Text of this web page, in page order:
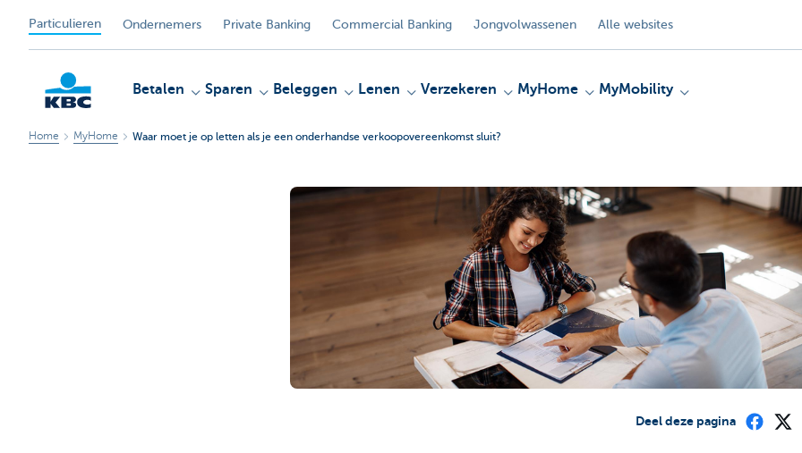
Particulieren Ondernemers Private Banking Commercial Banking Jongvolwassenen Alle websites
Betalen Sparen Beleggen Lenen Verzekeren MyHome MyMobility
Home MyHome Waar moet je op letten als je een onderhandse verkoopovereenkomst sluit?
Deel deze pagina